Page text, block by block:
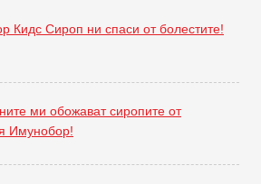
Кидс Сироп ни спаси от болестите!
ми обожават сиропите от
Имунобор!